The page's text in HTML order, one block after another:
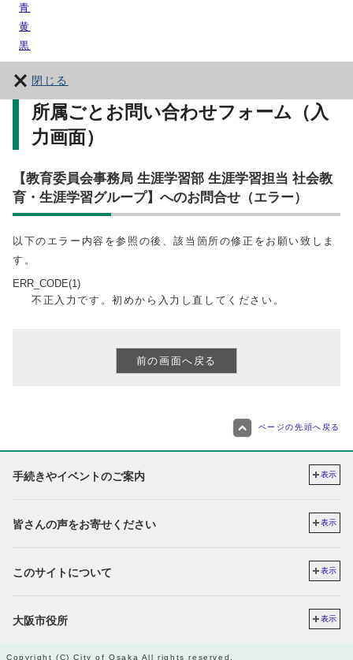
青
黄
黒
閉じる
所属ごとお問い合わせフォーム（入
力画面）
【教育委員会事務局 生涯学習部 生涯学習担当 社会教
育・生涯学習グループ】へのお問合せ（エラー）
以下のエラー内容を参照の後、該当箇所の修正をお願い致しま
す。
ERR_CODE(1)
不正入力です。初めから入力し直してください。
ページの先頭へ戻る
手続きやイベントのご案内 表示
皆さんの声をお寄せください 表示
このサイトについて 表示
大阪市役所 表示
Copyright (C) City of Osaka All rights reserved.